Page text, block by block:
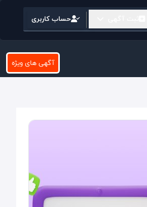
حساب کاربری
آگهی های ویژه